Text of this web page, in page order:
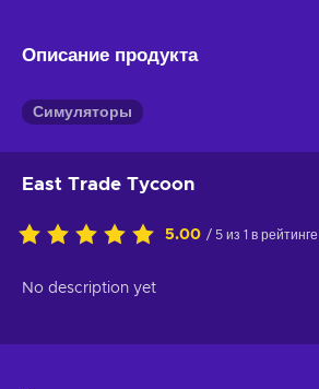
Описание продукта
Симуляторы
East Trade Tycoon
5.00 / 5 из 1 в рейтинге
No description yet